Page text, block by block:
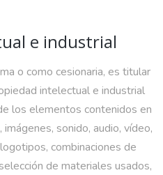
e industrial
o como cesionaria, es titular
intelectual e industrial
los elementos contenidos en
sonido, audio, vídeo,
combinaciones de
de materiales usados,